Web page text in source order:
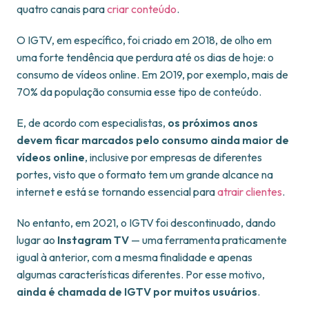
quatro canais paracriar conteúdo.
O IGTV, em específico, foi criado em 2018, de olho em
uma forte tendência que perdura até os dias de hoje: o
consumo de vídeos online. Em 2019, por exemplo, mais de
70% da população consumia esse tipo de conteúdo.
E, de acordo com especialistas, os próximos anos
devem ficar marcados pelo consumo ainda maior de
vídeos online, inclusive por empresas de diferentes
portes, visto que o formato tem um grande alcance na
internet e está se tornando essencial paraatrair clientes.
No entanto, em 2021, o IGTV foi descontinuado, dando
lugar ao Instagram TV — uma ferramenta praticamente
igual à anterior, com a mesma finalidade e apenas
algumas características diferentes. Por esse motivo,
ainda é chamada de IGTV por muitos usuários.